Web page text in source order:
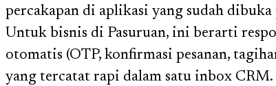
percakapan di aplikasi yang sudah
Untuk bisnis di Pasuruan, ini berarti
otomatis (OTP, konfirmasi pesanan,
yang tercatat rapi dalam satu inbox